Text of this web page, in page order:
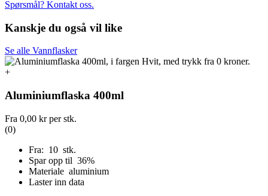
Spørsmål? Kontakt oss.
Kanskje du også vil like
Se alle Vannflasker
+
Aluminiumflaska 400ml
Fra 0,00 krper stk.
(0)
Fra: 10 stk.
Spar opp til 36%
Materiale aluminium
Laster inn data